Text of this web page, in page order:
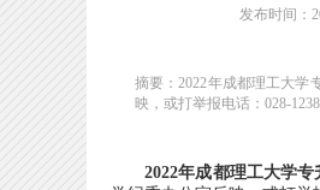
发布时间：
摘要：2022年成都理工大学
映，或打举报电话：028-
2022年成都理工大学